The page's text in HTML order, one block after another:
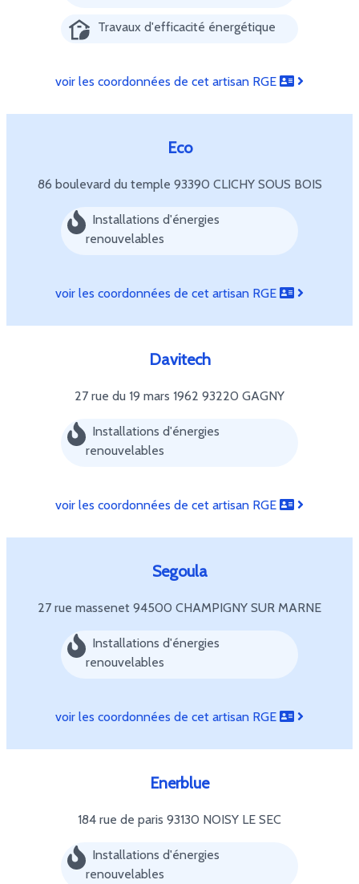
Travaux d'efficacité énergétique
voir les coordonnées de cet artisan RGE
Eco
86 boulevard du temple 93390 CLICHY SOUS BOIS
Installations d'énergies
renouvelables
voir les coordonnées de cet artisan RGE
Davitech
27 rue du 19 mars 1962 93220 GAGNY
Installations d'énergies
renouvelables
voir les coordonnées de cet artisan RGE
Segoula
27 rue massenet 94500 CHAMPIGNY SUR MARNE
Installations d'énergies
renouvelables
voir les coordonnées de cet artisan RGE
Enerblue
184 rue de paris 93130 NOISY LE SEC
Installations d'énergies
renouvelables